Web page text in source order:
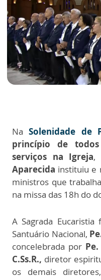
NaSolenidade de
princípio de
serviços na Igreja,
Aparecida instituiu e
ministros que
na missa das 18h do
A Sagrada
Santuário Nacional,
concelebrada por
C.Ss.R., diretor
os demais diretores,